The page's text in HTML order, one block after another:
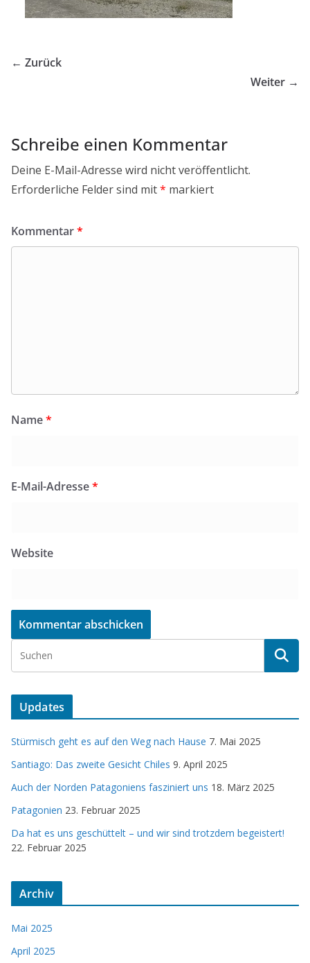
← Zurück
Weiter →
Schreibe einen Kommentar
Deine E-Mail-Adresse wird nicht veröffentlicht.
Erforderliche Felder sind mit* markiert
Kommentar*
Name*
E-Mail-Adresse*
Website
Updates
Stürmisch geht es auf den Weg nach Hause 7. Mai 2025
Santiago: Das zweite Gesicht Chiles 9. April 2025
Auch der Norden Patagoniens fasziniert uns 18. März 2025
Patagonien 23. Februar 2025
Da hat es uns geschüttelt – und wir sind trotzdem begeistert!
22. Februar 2025
Archiv
Mai 2025
April 2025